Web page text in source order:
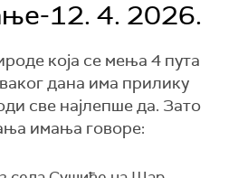
12. 4. 2026.
која се мења 4 пута
дана има прилику
све најлепше да. Зато
имања говоре: